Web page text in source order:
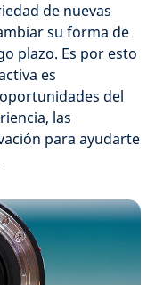
de nuevas
su forma de
plazo. Es por esto
es
del
las
para ayudarte